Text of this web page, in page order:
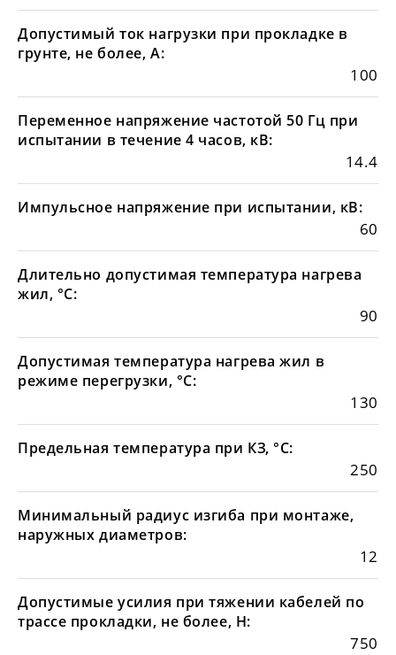
Допустимый ток нагрузки при прокладке в
грунте, не более, А:
100
Переменное напряжение частотой 50 Гц при
испытании в течение 4 часов, кВ:
14.4
Импульсное напряжение при испытании, кВ:
60
Длительно допустимая температура нагрева
жил, °С:
90
Допустимая температура нагрева жил в
режиме перегрузки, °С:
130
Предельная температура при КЗ, °С:
250
Минимальный радиус изгиба при монтаже,
наружных диаметров:
12
Допустимые усилия при тяжении кабелей по
трассе прокладки, не более, Н:
750